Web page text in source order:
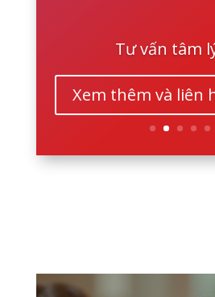
Tư vấn tâm
Xem thêm và liên